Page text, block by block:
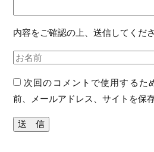
内容をご確認の上、送信してくださ
次回のコメントで使用するた
前、メールアドレス、サイトを保存